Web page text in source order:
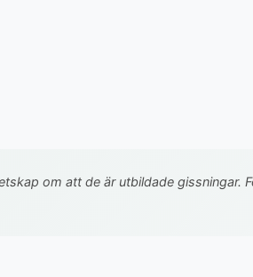
om att de är utbildade gissningar.